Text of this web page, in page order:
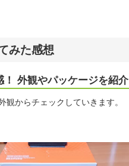
みた感想
！ 外観やパッケージを紹介
観からチェックしていきます。